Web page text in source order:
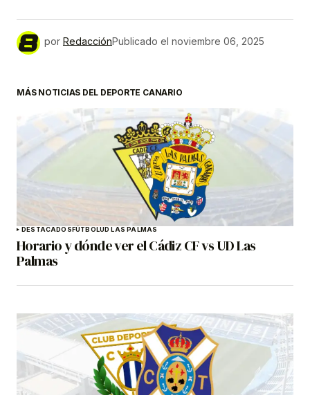
por RedacciónPublicado el noviembre 06, 2025
MÁS NOTICIAS DEL DEPORTE CANARIO
DESTACADOSFÚTBOLUD LAS PALMAS
Horario y dónde ver el Cádiz CF vs UD Las
Palmas